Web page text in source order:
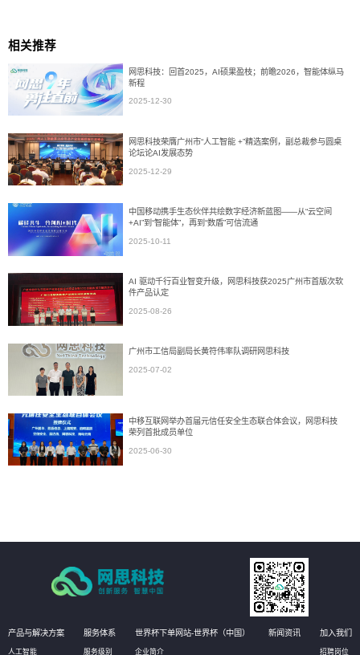
相关推荐
网思科技：回首2025，AI硕果盈枝；前瞻2026，智能体纵马
新程
2025-12-30
网思科技荣膺广州市“人工智能 +”精选案例，副总裁参与圆桌
论坛论AI发展态势
2025-12-29
中国移动携手生态伙伴共绘数字经济新蓝图——从“云空间
+AI”到“智能体”，再到“数盾”可信流通
2025-10-11
AI 驱动千行百业智变升级，网思科技获2025广州市首版次软
件产品认定
2025-08-26
广州市工信局副局长黄符伟率队调研网思科技
2025-07-02
中移互联网举办首届元信任安全生态联合体会议，网思科技
荣列首批成员单位
2025-06-30
产品与解决方案
人工智能
服务体系
服务级别
世界杯下单网站-世界杯（中国）
企业简介
新闻资讯 加入我们
招聘岗位